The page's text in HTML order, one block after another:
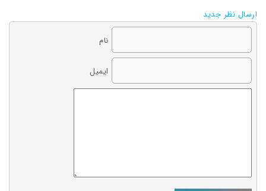
ارسال نظر جدید
نام
ایمیل